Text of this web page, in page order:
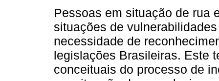
Pessoas em situação de rua
situações de
necessidade de
legislações Brasileiras. Este
conceituais do processo de